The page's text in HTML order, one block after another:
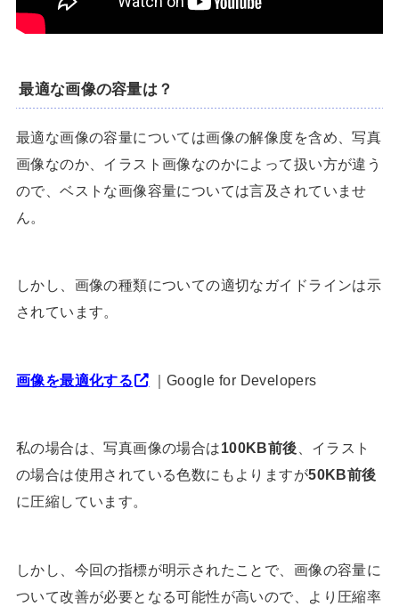
最適な画像の容量は？
最適な画像の容量については画像の解像度を含め、写真
画像なのか、イラスト画像なのかによって扱い方が違う
ので、ベストな画像容量については言及されていませ
ん。
しかし、画像の種類についての適切なガイドラインは示
されています。
画像を最適化する ｜Google for Developers
私の場合は、写真画像の場合は100KB前後 、イラスト
の場合は使用されている色数にもよりますが50KB前後
に圧縮しています。
しかし、今回の指標が明示されたことで、画像の容量に
ついて改善が必要となる可能性が高いので、より圧縮率